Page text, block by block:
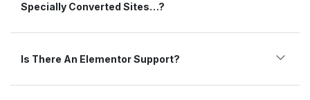
Specially Converted Sites…?
Is There An Elementor Support?